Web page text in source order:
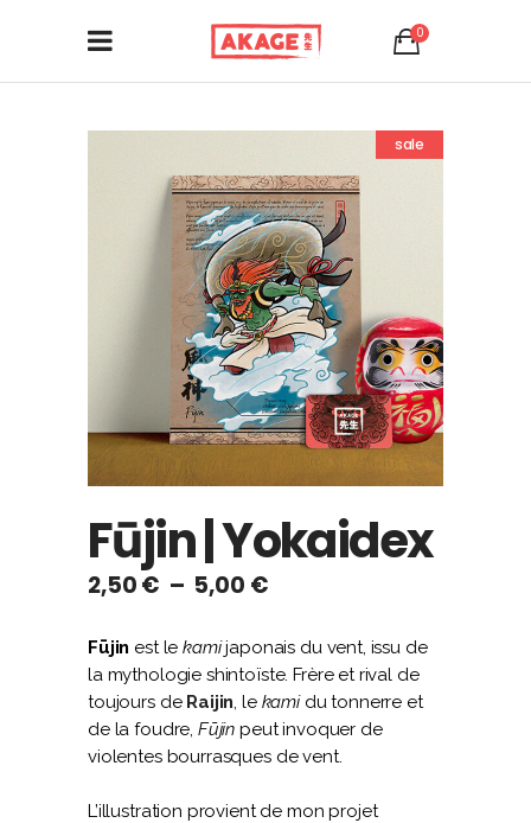
0
sale
Fūjin | Yokaidex
2,50€ – 5,00 €Plage
prix :
2,50 €
à
5,00 €
Fūjin est lekamijaponais du vent, issu de
la mythologie shintoïste. Frère et rival de
toujours de Raijin, le kamidu tonnerre et
de la foudre, Fūjin peut invoquer de
violentes bourrasques de vent.
L’illustration provient de mon projet